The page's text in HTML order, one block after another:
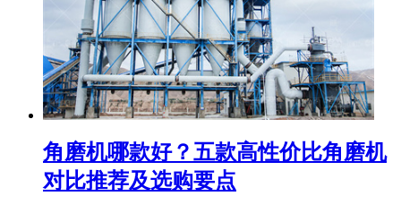
角磨机哪款好？五款高性价比角磨机
对比推荐及选购要点